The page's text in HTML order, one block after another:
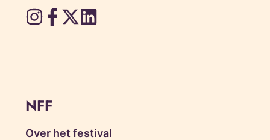
NFF
Over het festival